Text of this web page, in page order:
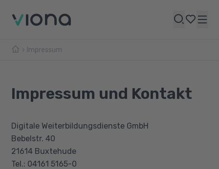
Impressum
Impressum und Kontakt
Digitale Weiterbildungsdienste GmbH
Bebelstr. 40
21614 Buxtehude
Tel.: 04161 5165-0